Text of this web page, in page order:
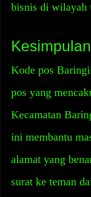
bisnis di wilayah
Kesimpulan
Kode pos
pos yang
Kecamatan
ini membantu
alamat yang
surat ke teman